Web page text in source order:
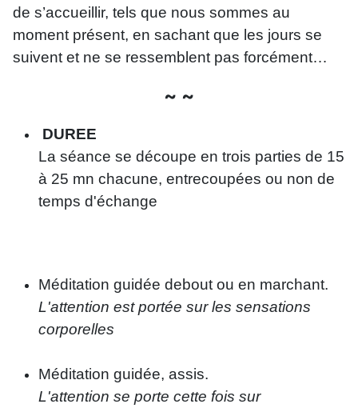
de s’accueillir, tels que nous sommes au
moment présent, en sachant que les jours se
suivent et ne se ressemblent pas forcément…
~ ~
DUREE
La séance se découpe en trois parties de 15
à 25 mn chacune, entrecoupées ou non de
temps d'échange
Méditation guidée debout ou en marchant.
L'attention est portée sur les sensations
corporelles
Méditation guidée, assis.
L'attention se porte cette fois sur